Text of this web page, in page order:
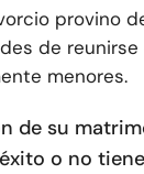
provino
de
menores.
de su
o no